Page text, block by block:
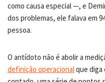
como causa especial —, e
dos problemas, ele falava em
pessoa.
O antídoto não é abolir a
definição operacionalque diga